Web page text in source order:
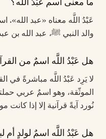
عَبْدُ اللَّه معناه «عبد
والد النبي ﷺ، عبد الله بن
هل عَبْدُ اللَّه اسمٌ من
لا يَرِد عَبْدُ اللَّه مباشرةً في
الموثّقة، وهو اسمٌ عربي
نُورد آيةً قرآنية إلا إذا
هل عَبْدُ اللَّه اسمٌ لولدٍ أم